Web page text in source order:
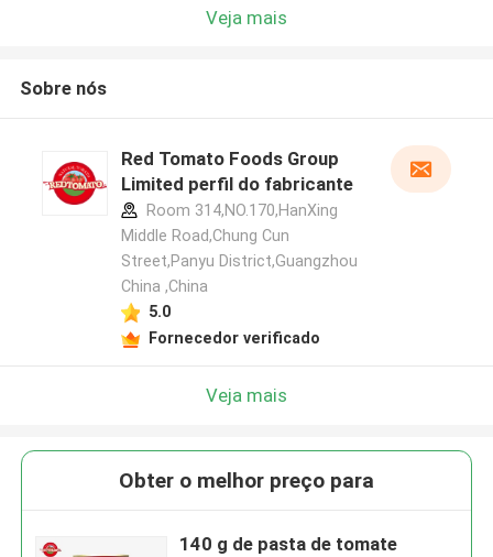
Veja mais
Sobre nós
Red Tomato Foods Group
Limited perfil do fabricante
Room 314,NO.170,HanXing
Middle Road,Chung Cun
Street,Panyu District,Guangzhou
China ,China
5.0
Fornecedor verificado
Veja mais
Obter o melhor preço para
140 g de pasta de tomate